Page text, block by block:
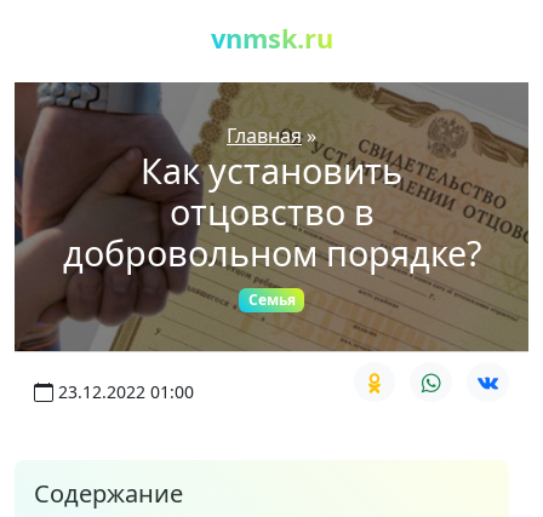
vnmsk.ru
Главная»
Как установить
отцовство в
добровольном порядке?
Семья
23.12.2022 01:00
Содержание